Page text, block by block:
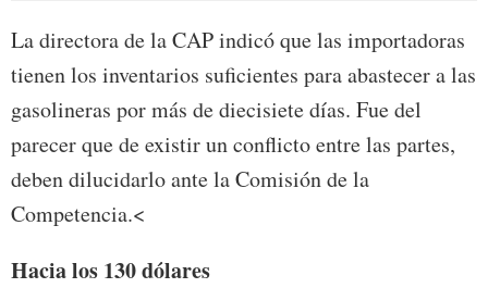
La directora de la CAP indicó que las importadoras
tienen los inventarios suficientes para abastecer a las
gasolineras por más de diecisiete días. Fue del
parecer que de existir un conflicto entre las partes,
deben dilucidarlo ante la Comisión de la
Competencia.<
Hacia los 130 dólares